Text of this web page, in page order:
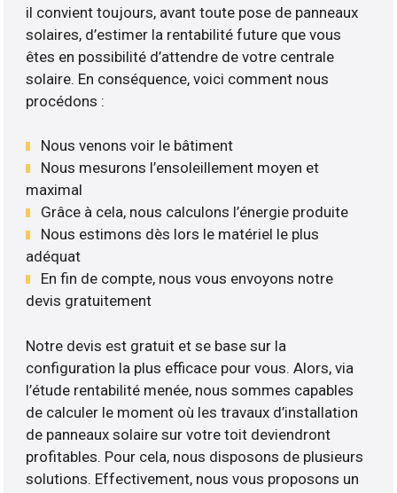
il convient toujours, avant toute pose de panneaux
solaires, d’estimer la rentabilité future que vous
êtes en possibilité d’attendre de votre centrale
solaire. En conséquence, voici comment nous
procédons :
Nous venons voir le bâtiment
Nous mesurons l’ensoleillement moyen et
maximal
Grâce à cela, nous calculons l’énergie produite
Nous estimons dès lors le matériel le plus
adéquat
En fin de compte, nous vous envoyons notre
devis gratuitement
Notre devis est gratuit et se base sur la
configuration la plus efficace pour vous. Alors, via
l’étude rentabilité menée, nous sommes capables
de calculer le moment où les travaux d’installation
de panneaux solaire sur votre toit deviendront
profitables. Pour cela, nous disposons de plusieurs
solutions. Effectivement, nous vous proposons un